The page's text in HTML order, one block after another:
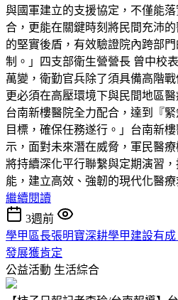
與國軍建立的支援協定，不僅能
合，更能在關鍵時刻將民間充沛
的堅實後盾，有效驗證院內跨部
制。」四支部衛生營營長 曾中校
萬變，衛勤官兵除了須具備高階
更必須在高壓環境下與民間地區
台南新樓醫院全力配合，達到『
目標，確保任務遂行。」台南新
示，面對未來潛在威脅，軍民醫
將持續深化平行聯繫與定期演習
能，建立高效、強韌的現代化醫療
繼續閱讀
3週前
學甲區長張明寶深耕學甲建設有
發展獲肯定
公益活動 生活綜合